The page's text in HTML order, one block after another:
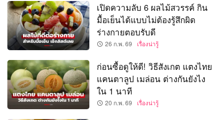
เปิดความลับ 6 ผลไม้สวรรค์ กิน
มื้อเย็นได้แบบไม่ต้องรู้สึกผิด
ร่างกายตอบรับดี
26 ก.พ. 69 เรื่องน่ารู้
ก่อนซื้อดูให้ดี! วิธีสังเกต แตงไทย
แคนตาลูป เมล่อน ต่างกันยังไง
ใน 1 นาที
20 ก.พ. 69 เรื่องน่ารู้